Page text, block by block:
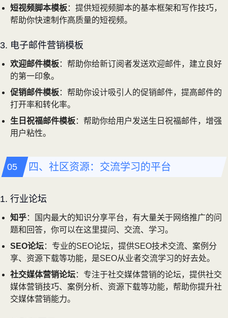
短视频脚本模板：提供短视频脚本的基本框架和写作技巧，
帮助你快速制作高质量的短视频。
3. 电子邮件营销模板
欢迎邮件模板：帮助你给新订阅者发送欢迎邮件，建立良好
的第一印象。
促销邮件模板：帮助你设计吸引人的促销邮件，提高邮件的
打开率和转化率。
生日祝福邮件模板：帮助你给用户发送生日祝福邮件，增强
用户粘性。
四、社区资源：交流学习的平台
1. 行业论坛
知乎：国内最大的知识分享平台，有大量关于网络推广的问
题和回答，你可以在这里提问、交流、学习。
SEO论坛：专业的SEO论坛，提供SEO技术交流、案例分
享、资源下载等功能，是SEO从业者交流学习的好去处。
社交媒体营销论坛：专注于社交媒体营销的论坛，提供社交
媒体营销技巧、案例分析、资源下载等功能，帮助你提升社
交媒体营销能力。